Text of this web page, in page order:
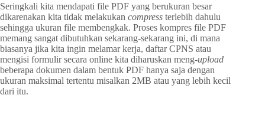
Seringkali kita mendapati file PDF yang berukuran besar
dikarenakan kita tidak melakukan compress terlebih dahulu
sehingga ukuran file membengkak. Proses kompres file PDF
memang sangat dibutuhkan sekarang-sekarang ini, di mana
biasanya jika kita ingin melamar kerja, daftar CPNS atau
mengisi formulir secara online kita diharuskan meng-upload
beberapa dokumen dalam bentuk PDF hanya saja dengan
ukuran maksimal tertentu misalkan 2MB atau yang lebih kecil
dari itu.